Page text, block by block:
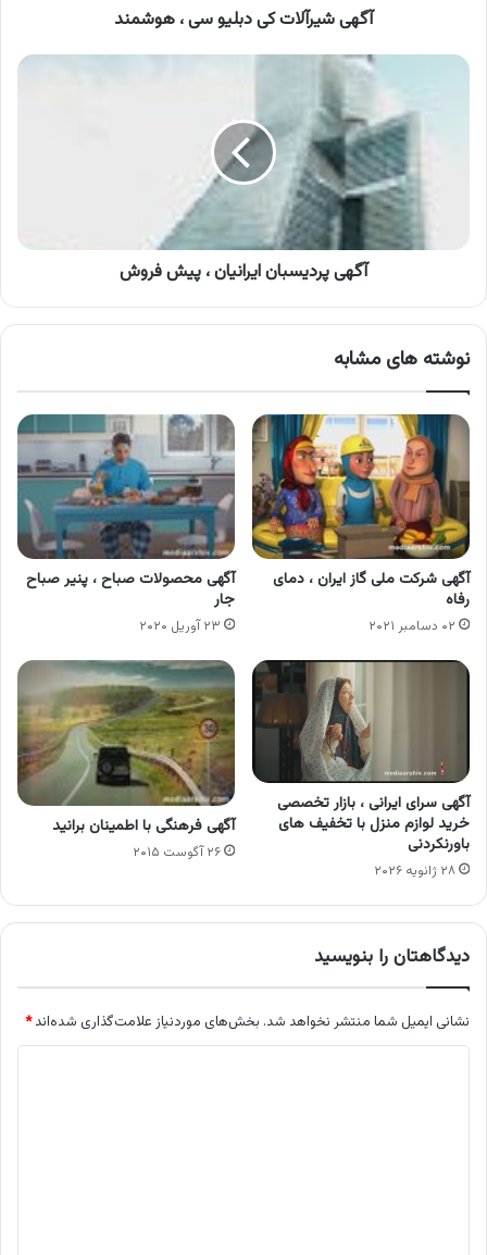
آگهی شیرآلات کی دبلیو سی ، هوشمند
آگهی
آگهی پردیسبان ایرانیان ، پیش فروش
نوشته های مشابه
آگهی شرکت ملی گاز ایران ، دمای
رفاه
۰۲ دسامبر ۲۰۲۱
آگهی محصولات صباح ، پنیر صباح
جار
۲۳ آوریل ۲۰۲۰
آگهی سرای ایرانی ، بازار تخصصی
خرید لوازم منزل با تخفیف های
باورنکردنی
۲۸ ژانویه ۲۰۲۶
آگهی فرهنگی با اطمینان برانید
۲۶ آگوست ۲۰۱۵
دیدگاهتان را بنویسید
نشانی ایمیل شما منتشر نخواهد شد. بخش‌های موردنیاز علامت‌گذاری شده‌اند*